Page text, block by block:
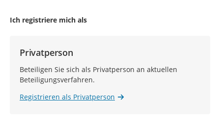
Ich registriere mich als
Privatperson
Beteiligen Sie sich als Privatperson an aktuellen
Beteiligungsverfahren.
Registrieren als Privatperson